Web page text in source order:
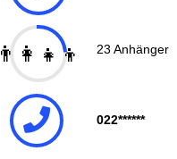
👨‍👩‍👧‍👦 23 Anhänger
022******